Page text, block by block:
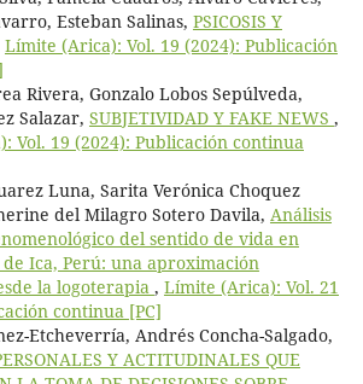
Esteban Salinas, PSICOSIS Y
Límite (Arica): Vol. 19 (2024): Publicación
Rivera, Gonzalo Lobos Sepúlveda,
Salazar, SUBJETIVIDAD Y FAKE NEWS ,
Vol. 19 (2024): Publicación continua
Luna, Sarita Verónica Choquez
del Milagro Sotero Davila, Análisis
del sentido de vida en
de Ica, Perú: una aproximación
la logoterapia , Límite (Arica): Vol. 21
continua [PC]
Etcheverría, Andrés Concha-Salgado,
Y ACTITUDINALES QUE